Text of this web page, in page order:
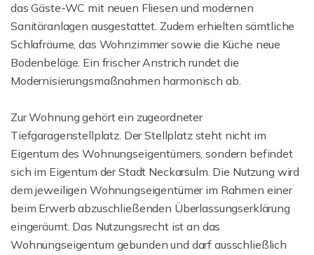
das Gäste-WC mit neuen Fliesen und modernen
Sanitäranlagen ausgestattet. Zudem erhielten sämtliche
Schlafräume, das Wohnzimmer sowie die Küche neue
Bodenbeläge. Ein frischer Anstrich rundet die
Modernisierungsmaßnahmen harmonisch ab.
Zur Wohnung gehört ein zugeordneter
Tiefgaragenstellplatz. Der Stellplatz steht nicht im
Eigentum des Wohnungseigentümers, sondern befindet
sich im Eigentum der Stadt Neckarsulm. Die Nutzung wird
dem jeweiligen Wohnungseigentümer im Rahmen einer
beim Erwerb abzuschließenden Überlassungserklärung
eingeräumt. Das Nutzungsrecht ist an das
Wohnungseigentum gebunden und darf ausschließlich